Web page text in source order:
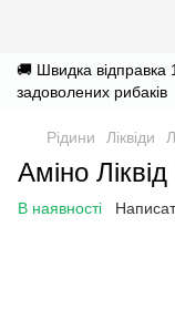
🚚 Швидка відправка
задоволених рибаків
Рідини Ліквіди
Аміно
В наявності